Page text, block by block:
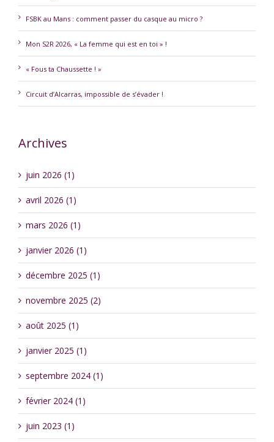
FSBK au Mans : comment passer du casque au micro ?
Mon S2R 2026, « La femme qui est en toi » !
« Fous ta Chaussette ! »
Circuit d’Alcarras, impossible de s’évader !
Archives
juin 2026 (1)
avril 2026 (1)
mars 2026 (1)
janvier 2026 (1)
décembre 2025 (1)
novembre 2025 (2)
août 2025 (1)
janvier 2025 (1)
septembre 2024 (1)
février 2024 (1)
juin 2023 (1)